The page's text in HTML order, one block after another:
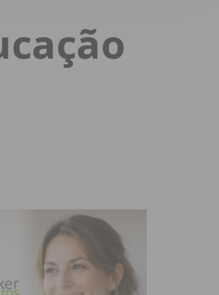
INICIAR SESSÃO